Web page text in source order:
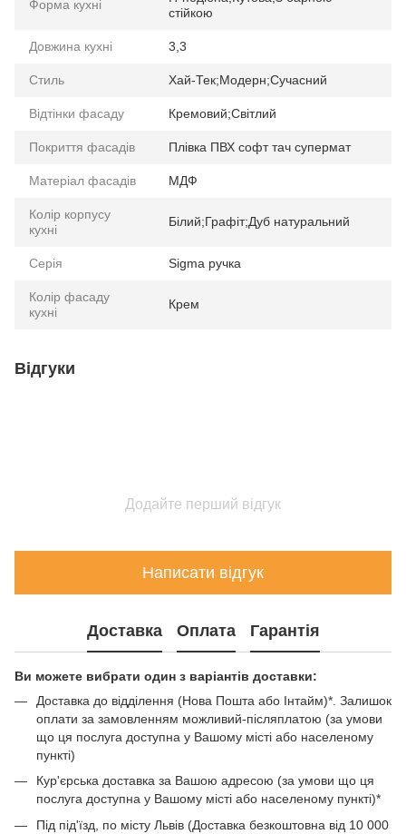
Форма кухні
стійкою
Довжина кухні 3,3
Стиль Хай-Тек;Модерн;Сучасний
Відтінки фасаду Кремовий;Світлий
Покриття фасадів Плівка ПВХ софт тач супермат
Матеріал фасадів МДФ
Колір корпусу
кухні
Білий;Графіт;Дуб натуральний
Серія Sigma ручка
Колір фасаду
кухні
Крем
Відгуки
Додайте перший відгук
Написати відгук
Доставка Оплата Гарантія
Ви можете вибрати один з варіантів доставки:
Доставка до відділення (Нова Пошта або Інтайм)*. Залишок
оплати за замовленням можливий-післяплатою (за умови
що ця послуга доступна у Вашому місті або населеному
пункті)
Кур'єрська доставка за Вашою адресою (за умови що ця
послуга доступна у Вашому місті або населеному пункті)*
Під під'їзд, по місту Львів (Доставка безкоштовна від 10 000